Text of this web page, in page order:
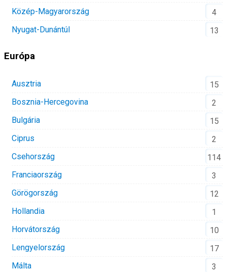
Közép-Magyarország
4
Nyugat-Dunántúl
13
Európa
Ausztria
15
Bosznia-Hercegovina
2
Bulgária
15
Ciprus
2
Csehország
114
Franciaország
3
Görögország
12
Hollandia
1
Horvátország
10
Lengyelország
17
Málta
3